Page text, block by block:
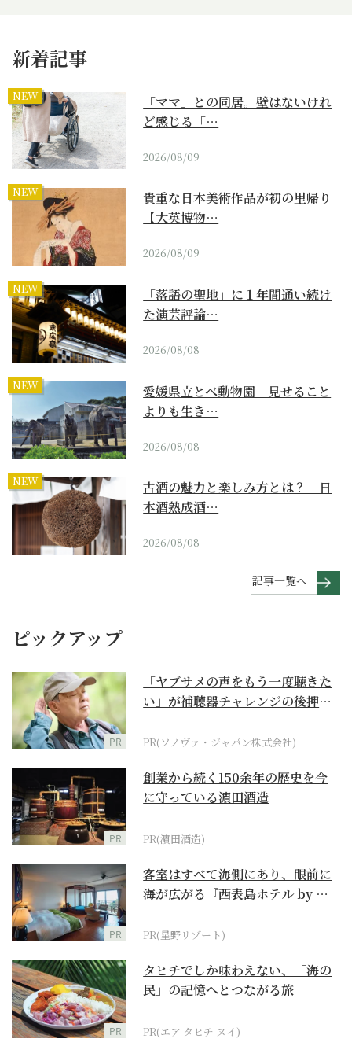
新着記事
NEW
「ママ」との同居。壁はないけれ
ど感じる「…
2026/08/09
NEW
貴重な日本美術作品が初の里帰り
【大英博物…
2026/08/09
NEW
「落語の聖地」に１年間通い続け
た演芸評論…
2026/08/08
NEW
愛媛県立とべ動物園｜見せること
よりも生き…
2026/08/08
NEW
古酒の魅力と楽しみ方とは？｜日
本酒熟成酒…
2026/08/08
記事一覧へ
ピックアップ
PR
「ヤブサメの声をもう一度聴きた
い」が補聴器チャレンジの後押し
PR(ソノヴァ・ジャパン株式会社)
PR
創業から続く150余年の歴史を今
に守っている濵田酒造
PR(濵田酒造)
PR
客室はすべて海側にあり、眼前に
海が広がる『西表島ホテル by 星
PR(星野リゾート)
PR
タヒチでしか味わえない、「海の
民」の記憶へとつながる旅
PR(エア タヒチ ヌイ)